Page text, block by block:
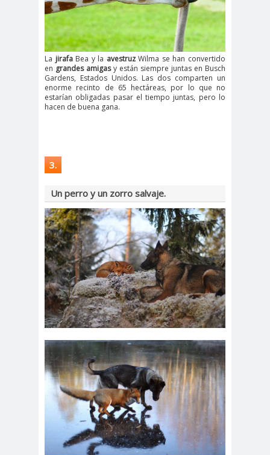
La jirafaBea y la avestruzWilma se han convertido
en grandes amigasy están siempre juntas en Busch
Gardens, Estados Unidos. Las dos comparten un
enorme recinto de 65 hectáreas, por lo que no
estarían obligadas pasar el tiempo juntas, pero lo
hacen de buena gana.
3.
Un perro y un zorro salvaje.